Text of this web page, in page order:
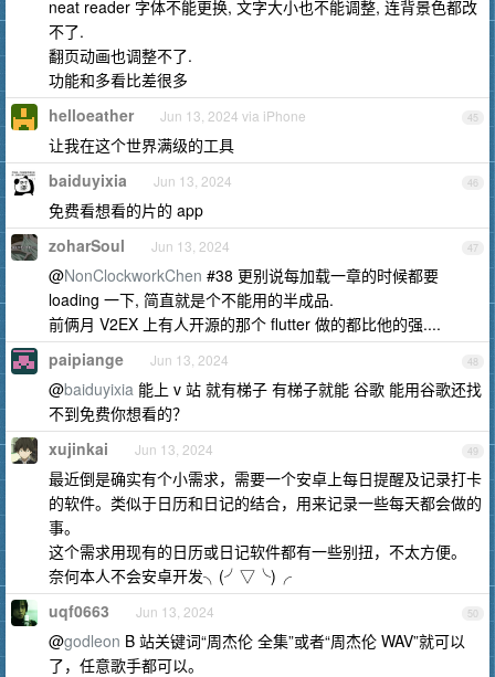
neat reader 字体不能更换, 文字大小也不能调整, 连背景色都改
不了.
翻页动画也调整不了.
功能和多看比差很多
45
helloeather Jun 13, 2024 via iPhone
让我在这个世界满级的工具
46
baiduyixia Jun 13, 2024
免费看想看的片的 app
47
zoharSoul Jun 13, 2024
@NonClockworkChen #38 更别说每加载一章的时候都要
loading 一下, 简直就是个不能用的半成品.
前俩月 V2EX 上有人开源的那个 flutter 做的都比他的强....
48
paipiange Jun 13, 2024
@baiduyixia 能上 v 站 就有梯子 有梯子就能 谷歌 能用谷歌还找
不到免费你想看的？
49
xujinkai Jun 13, 2024
最近倒是确实有个小需求，需要一个安卓上每日提醒及记录打卡
的软件。类似于日历和日记的结合，用来记录一些每天都会做的
事。
这个需求用现有的日历或日记软件都有一些别扭，不太方便。
奈何本人不会安卓开发╮(╯▽╰)╭
50
uqf0663 Jun 13, 2024
@godleon B 站关键词“周杰伦 全集”或者“周杰伦 WAV”就可以
了，任意歌手都可以。